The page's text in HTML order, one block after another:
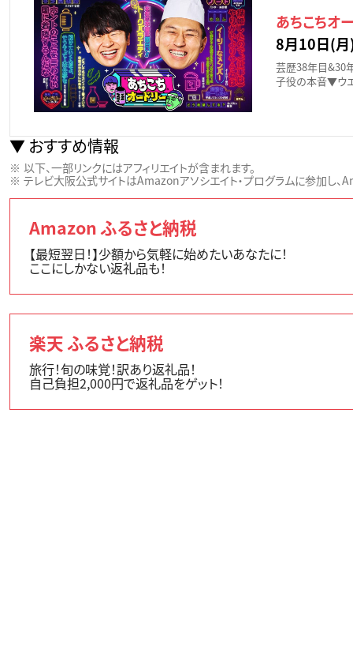
あちこちオ
8月10日(
芸歴38年目&30
子役の本音▼ウ
おすすめ情報
以下、一部リンクにはアフィリエイトが含まれます。
テレビ大阪公式サイトはAmazonアソシエイト・プログラムに参加し、
Amazon ふるさと納税
【最短翌日！】少額から気軽に始めたいあなたに！
ここにしかない返礼品も！
楽天 ふるさと納税
旅行！旬の味覚！訳あり返礼品！
自己負担2,000円で返礼品をゲット！